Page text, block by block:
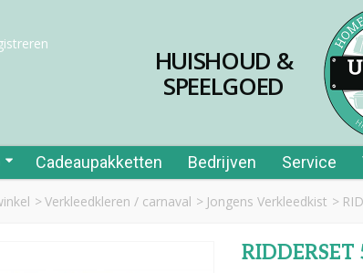
HUISHOUD &
SPEELGOED
Cadeaupakketten Bedrijven Service
> Verkleedkleren / carnaval > Jongens Verkleedkist >